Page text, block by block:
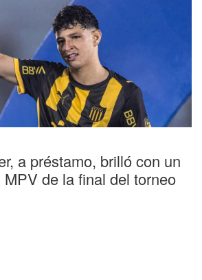
a préstamo, brilló con un
de la final del torneo